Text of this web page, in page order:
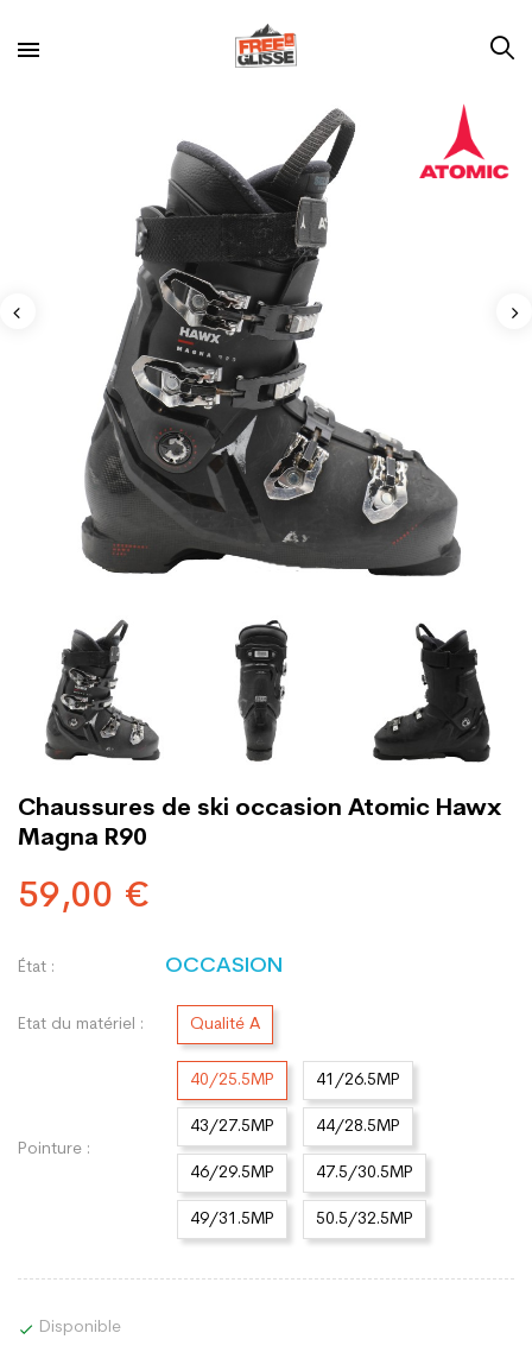
Chaussures de ski occasion Atomic Hawx
Magna R90
59,00 €
État : OCCASION
Etat du matériel : Qualité A
Pointure :
40/25.5MP 41/26.5MP
43/27.5MP 44/28.5MP
46/29.5MP 47.5/30.5MP
49/31.5MP 50.5/32.5MP
 Disponible